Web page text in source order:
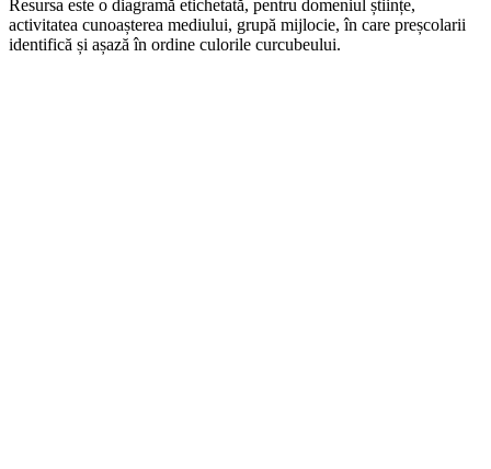
Resursa este o diagramă etichetată, pentru domeniul științe,
activitatea cunoașterea mediului, grupă mijlocie, în care preșcolarii
identifică și așază în ordine culorile curcubeului.